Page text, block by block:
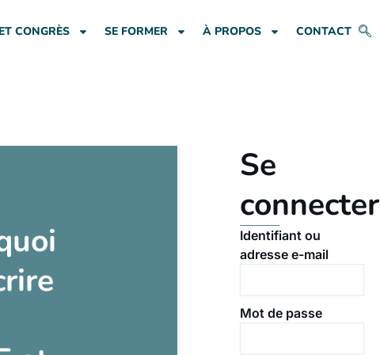
CONGRÈS SE FORMER À PROPOS CONTACT
Se
connecter
Identifiant ou
adresse e-mail
Mot de passe